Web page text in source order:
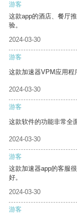
游客
这款app的酒店、餐厅
验。
2024-03-30
游客
这款加速器VPM应用程
2024-03-30
游客
这款软件的功能非常全
2024-03-30
游客
这款加速器app的客服
好。
2024-03-30
游客